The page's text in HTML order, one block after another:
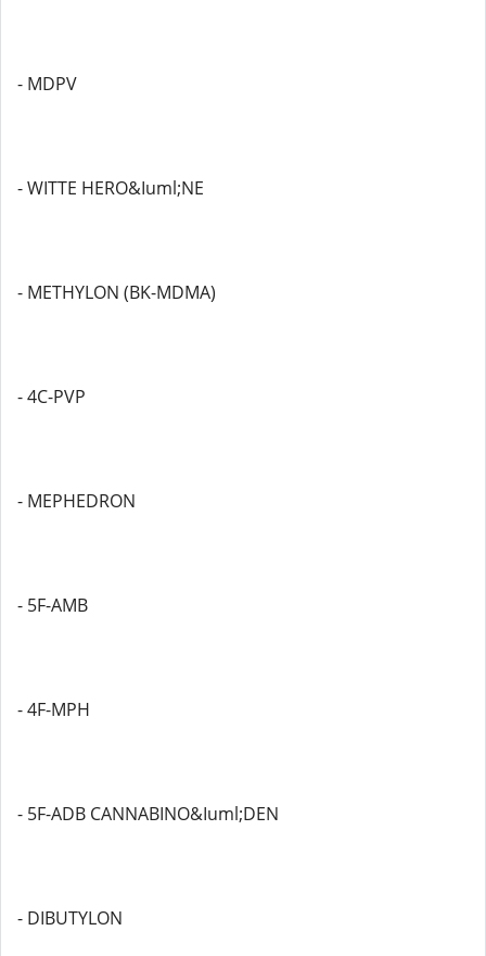
- MDPV
- WITTE HERO&Iuml;NE
- METHYLON (BK-MDMA)
- 4C-PVP
- MEPHEDRON
- 5F-AMB
- 4F-MPH
- 5F-ADB CANNABINO&Iuml;DEN
- DIBUTYLON